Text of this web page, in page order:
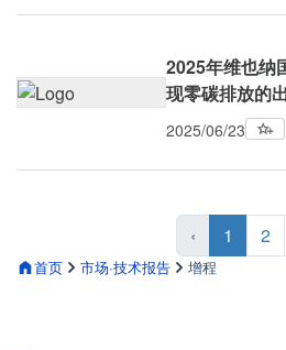
首页 市场·技术报告 增程
2025年维也纳
现零碳排放的
2025/06/23
‹ 1 2